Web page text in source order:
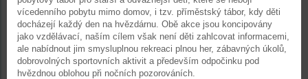
vícedenního pobytu mimo domov, i tzv. příměstský tábor, kdy děti
docházejí každý den na hvězdárnu. Obě akce jsou koncipovány
jako vzdělávací, naším cílem však není děti zahlcovat informacemi,
ale nabídnout jim smysluplnou rekreaci plnou her, zábavných úkolů,
dobrovolných sportovních aktivit a především odpočinku pod
hvězdnou oblohou při nočních pozorováních.